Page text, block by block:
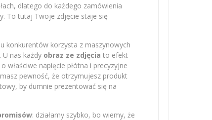
dlatego do każdego zamówienia
To tutaj Twoje zdjęcie staje się
konkurentów korzysta z maszynowych
U nas każdy obraz ze zdjęcia to efekt
właściwe napięcie płótna i precyzyjne
pewność, że otrzymujesz produkt
by dumnie prezentować się na
: działamy szybko, bo wiemy, że